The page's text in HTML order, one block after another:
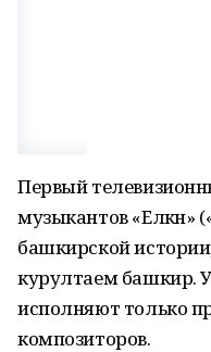
Первый
музыкантов «Елкән»
башкирской
курултаем башкир.
исполняют только
композиторов.